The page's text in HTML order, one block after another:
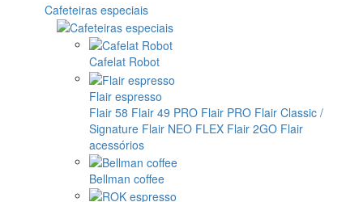
Cafeteiras especiais
Cafelat Robot
Flair espresso
Flair 58 Flair 49 PRO Flair PRO Flair Classic /
Signature Flair NEO FLEX Flair 2GO Flair
acessórios
Bellman coffee